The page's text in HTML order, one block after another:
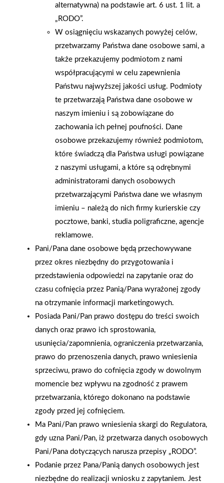
2026-01-15
Grupa PSB Handel S.A.
gra z WOŚP. Powstała
firmowa eSkarbonka na
rzecz gastroenterologii
dziecięcej
2026-01-12
Zacisze S.A. dołącza do
Grupy PSB. Sieć kończy
rok strategicznym
otwarciem po
rebrandingu
2025-12-31
Otwarcie sklepu PSB
Mrówka w Wyrzysku
alternatywna) na podstawie art. 6 ust. 1 lit. a
„RODO”.
W osiągnięciu wskazanych powyżej celów,
przetwarzamy Państwa dane osobowe sami, a
także przekazujemy podmiotom z nami
współpracującymi w celu zapewnienia
Państwu najwyższej jakości usług. Podmioty
te przetwarzają Państwa dane osobowe w
naszym imieniu i są zobowiązane do
zachowania ich pełnej poufności. Dane
osobowe przekazujemy również podmiotom,
które świadczą dla Państwa usługi powiązane
z naszymi usługami, a które są odrębnymi
administratorami danych osobowych
przetwarzającymi Państwa dane we własnym
imieniu – należą do nich firmy kurierskie czy
pocztowe, banki, studia poligraficzne, agencje
reklamowe.
Pani/Pana dane osobowe będą przechowywane
przez okres niezbędny do przygotowania i
przedstawienia odpowiedzi na zapytanie oraz do
czasu cofnięcia przez Panią/Pana wyrażonej zgody
na otrzymanie informacji marketingowych.
Posiada Pani/Pan prawo dostępu do treści swoich
danych oraz prawo ich sprostowania,
usunięcia/zapomnienia, ograniczenia przetwarzania,
prawo do przenoszenia danych, prawo wniesienia
sprzeciwu, prawo do cofnięcia zgody w dowolnym
momencie bez wpływu na zgodność z prawem
przetwarzania, którego dokonano na podstawie
zgody przed jej cofnięciem.
Ma Pani/Pan prawo wniesienia skargi do Regulatora,
gdy uzna Pani/Pan, iż przetwarza danych osobowych
Pani/Pana dotyczących narusza przepisy „RODO”.
Podanie przez Pana/Panią danych osobowych jest
niezbędne do realizacji wniosku z zapytaniem. Jest
Polityka plików cookies